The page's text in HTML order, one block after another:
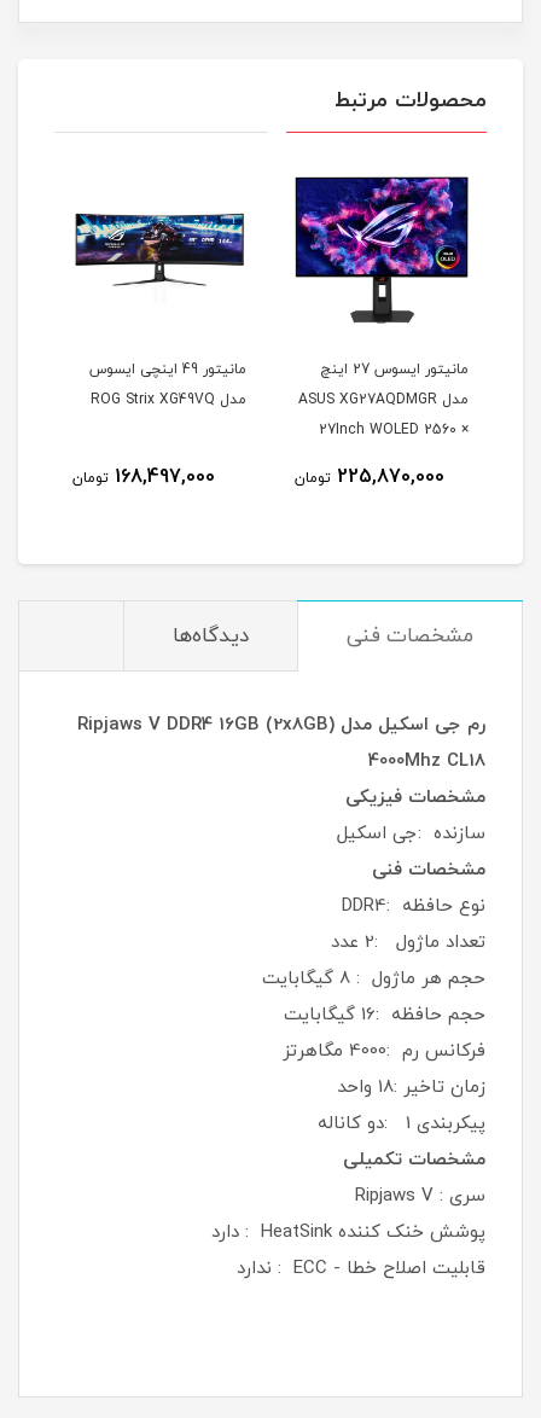
محصولات مرتبط
مانیتور ایسوس 27 اینچ
مدل ASUS XG27AQDMGR
27Inch WOLED 2560 ×
250Nits Matte ROG OLED
225,870,000 تومان
مانیتور 49 اینچی ایسوس
مدل ROG Strix XG49VQ
168,497,000 تومان
مشخصات فنی دیدگاه‌ها
رم جی اسکیل مدل Ripjaws V DDR4 16GB (2x8GB)
4000Mhz CL18
مشخصات فیزیکی
سازنده :جی اسکیل
مشخصات فنی
نوع حافظه :DDR4
تعداد ماژول :2 عدد
حجم هر ماژول : 8 گیگابایت
حجم حافظه :16 گيگابايت
فرکانس رم :4000 مگاهرتز
زمان تاخیر :18 واحد
پیکربندی 1 :دو کاناله
مشخصات تکمیلی
سری : Ripjaws V
پوشش خنک کننده HeatSink : دارد
قابلیت اصلاح خطا - ECC : ندارد